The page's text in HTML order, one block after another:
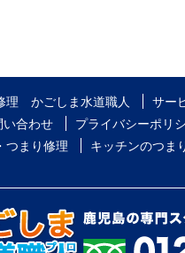
理 かごしま水道職人 サー
い合わせ プライバシーポリ
つまり修理
キッチンのつま